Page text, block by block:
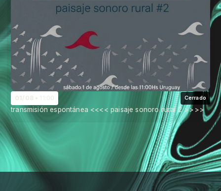
01/08 11:00 Cerrado
transmisión espontánea <<<< paisaje sonoro rural 2 >>>>